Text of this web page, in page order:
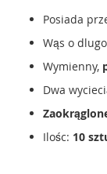
Posiada
Wąs o
Wymienny,
Dwa
Ilośc: 10